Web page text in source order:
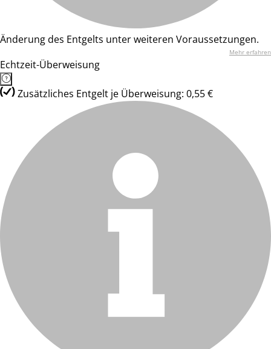
Änderung des Entgelts unter weiteren Voraussetzungen.
Mehr erfahren
Echtzeit-Überweisung
Zusätzliches Entgelt je Überweisung: 0,55 €